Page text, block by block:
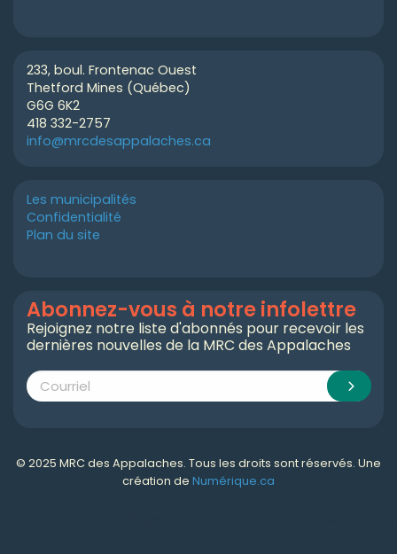
233, boul. Frontenac Ouest
Thetford Mines (Québec)
G6G 6K2
418 332-2757
info@mrcdesappalaches.ca
Les municipalités
Confidentialité
Plan du site
Abonnez-vous à notre infolettre
Rejoignez notre liste d'abonnés pour recevoir les
dernières nouvelles de la MRC des Appalaches
© 2025 MRC des Appalaches. Tous les droits sont réservés. Une
création de Numérique.ca